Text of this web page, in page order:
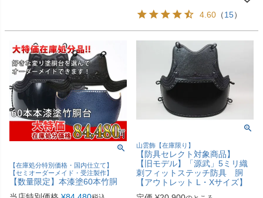
4.60 （15）
【在庫処分特別価格・国内仕立て】
【セミオーダーメイド・受注製作】
【数量限定】本漆塗60本竹胴
山雲飾【在庫限り】
【防具セレクト対象商品】
【旧モデル】「源武」5ミリ織
刺フィットステッチ防具 胴
【アウトレット L・Xサイズ】